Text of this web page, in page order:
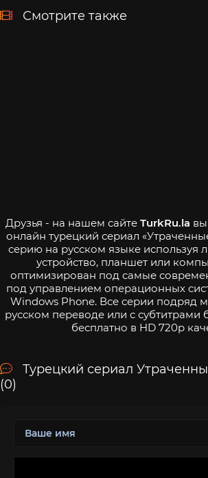
Смотрите также
Друзья - на нашем сайте TurkRu.la
онлайн турецкий сериал
серию на русском языке используя
устройство, планшет или
оптимизирован под самые
под управлением операционных
Windows Phone. Все серии подряд
русском переводе или с субтитрами
бесплатно в HD 720p
Турецкий сериал
(0)